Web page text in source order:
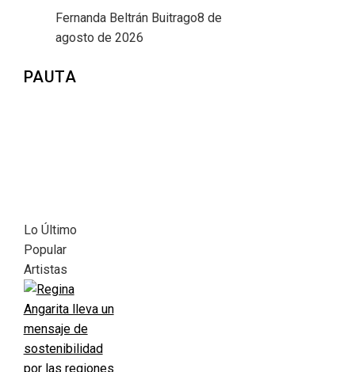
Fernanda Beltrán Buitrago8 de
agosto de 2026
PAUTA
Lo Último
Popular
Artistas